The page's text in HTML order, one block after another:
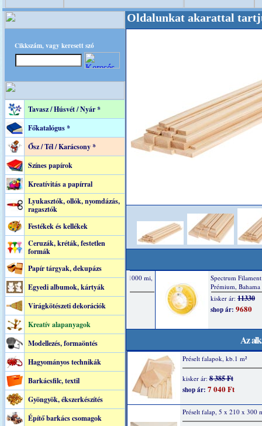
Cikkszám, vagy keresett szó
Tavasz / Húsvét / Nyár *
Főkatalógus *
Ősz / Tél / Karácsony *
Színes papírok
Kreatívitás a papírral
Lyukasztók, ollók, nyomdázás,
ragasztók
Festékek és kellékek
Ceruzák, kréták, festetlen
formák
Papír tárgyak, dekupázs
Egyedi albumok, kártyák
Virágkötészeti dekorációk
Kreatív alapanyagok
Modellezés, formaöntés
Hagyományos technikák
Barkácsfilc, textil
Gyöngyök, ékszerkészítés
Építő barkács csomagok
+++++++ Oldalunkat akarattal tartjuk
Az
Préselt falapok, kb.1 m²
kisker ár:8 385 Ft
shop ár: 7 040 Ft
Préselt falap, 5 x 210 x 300